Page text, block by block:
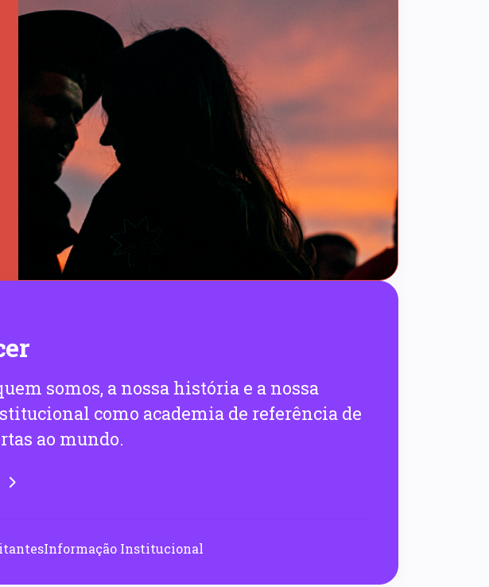
somos, a nossa história e a nossa
como academia de referência de
ao mundo.
Informação Institucional